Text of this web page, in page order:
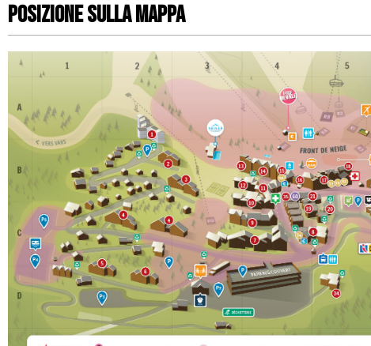
Posizione sulla mappa